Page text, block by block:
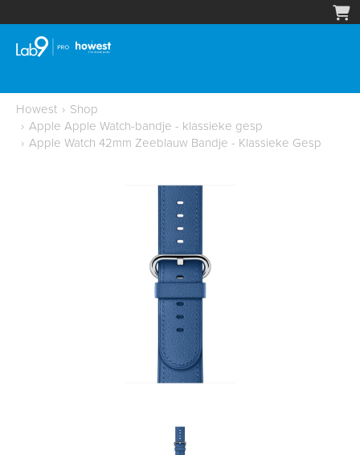
Howest › Shop
› Apple Apple Watch-bandje - klassieke gesp
› Apple Watch 42mm Zeeblauw Bandje - Klassieke Gesp